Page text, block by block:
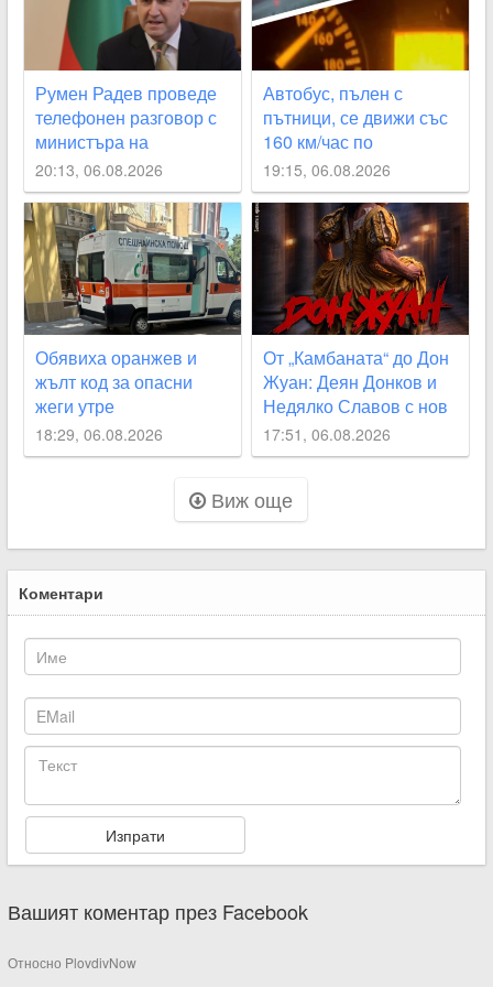
Румен Радев проведе
телефонен разговор с
министъра на
външните работи на
Великобритания Ед
Милибанд
20:13, 06.08.2026
Автобус, пълен с
пътници, се движи със
160 км/час по
магистралата
19:15, 06.08.2026
Обявиха оранжев и
жълт код за опасни
жеги утре
18:29, 06.08.2026
От „Камбаната“ до Дон
Жуан: Деян Донков и
Недялко Славов с нов
съвместен проект в
Пловдив
17:51, 06.08.2026
Виж още
Коментари
Вашият коментар през Facebook
Относно PlovdivNow